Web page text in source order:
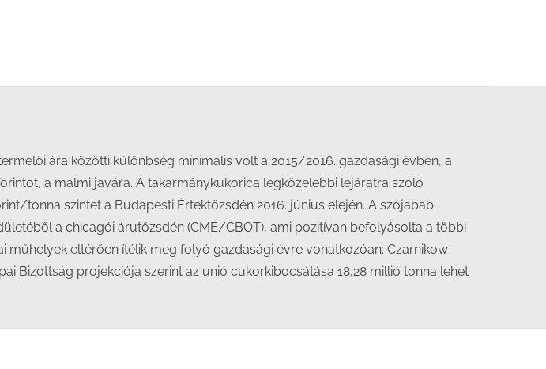
ára közötti különbség minimális volt a 2015/2016. gazdasági évben, a
a malmi javára. A takarmánykukorica legközelebbi lejáratra szóló
tonna szintet a Budapesti Értéktőzsdén 2016. június elején. A szójabab
a chicagói árutőzsdén (CME/CBOT), ami pozitívan befolyásolta a többi
eltérően ítélik meg folyó gazdasági évre vonatkozóan: Czarnikow
Bizottság projekciója szerint az unió cukorkibocsátása 18,28 millió tonna lehet